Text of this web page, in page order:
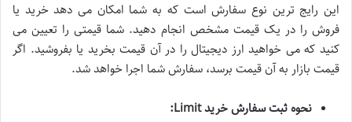
این رایج ترین نوع سفارش است که به شما امکان می دهد خرید یا
فروش را در یک قیمت مشخص انجام دهید. شما قیمتی را تعیین می
کنید که می خواهید ارز دیجیتال را در آن قیمت بخرید یا بفروشید. اگر
قیمت بازار به آن قیمت برسد، سفارش شما اجرا خواهد شد.
نحوه ثبت سفارش خرید Limit: